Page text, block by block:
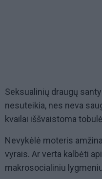
Seksualinių draugų
nesuteikia, nes neva
kvailai iššvaistoma
Nevykėlė moteris
vyrais. Ar verta kalbėti
makrosocialiniu